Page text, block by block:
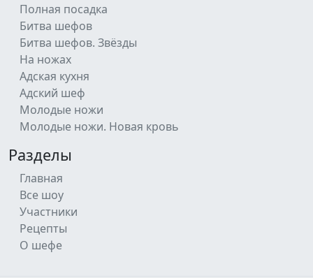
Полная посадка
Битва шефов
Битва шефов. Звёзды
На ножах
Адская кухня
Адский шеф
Молодые ножи
Молодые ножи. Новая кровь
Разделы
Главная
Все шоу
Участники
Рецепты
О шефе